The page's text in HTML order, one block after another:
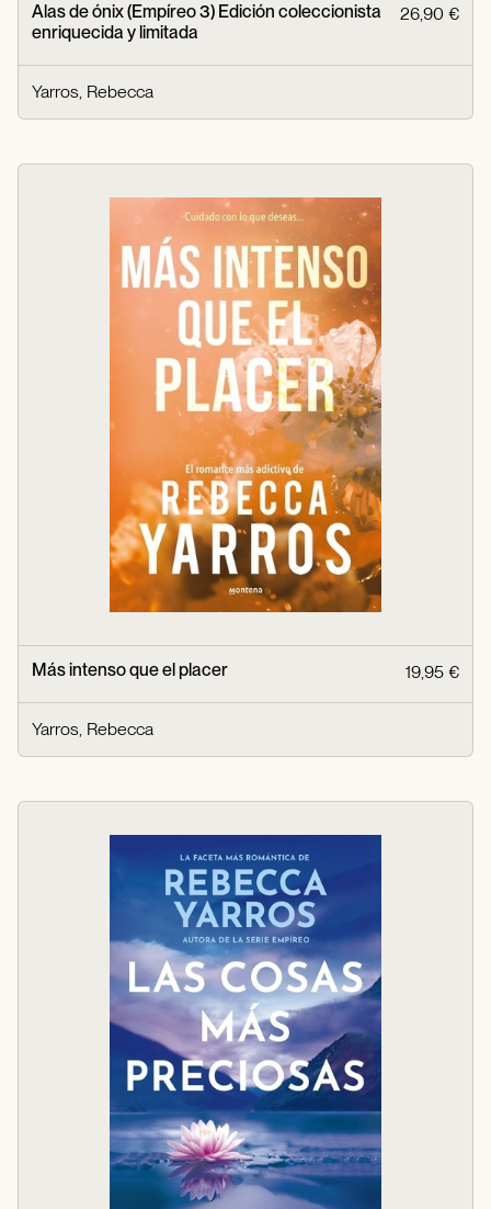
Alas de ónix (Empíreo 3) Edición coleccionista
enriquecida y limitada
26,90 €
Yarros, Rebecca
Más intenso que el placer 19,95 €
Yarros, Rebecca